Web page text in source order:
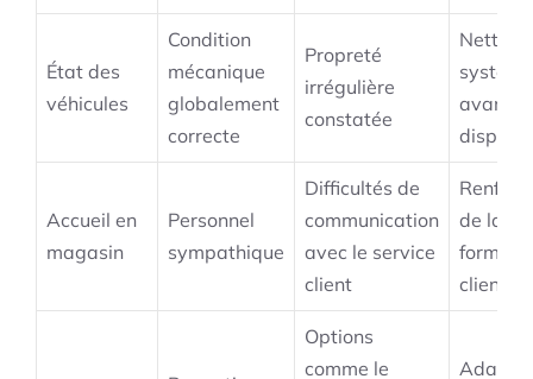
État des
véhicules
Condition
mécanique
globalement
correcte
Propreté
irrégulière
constatée
avant
Accueil en
magasin
Personnel
sympathique
Difficultés de
communication
avec le service
client
de la
clientèle
Options
comme le